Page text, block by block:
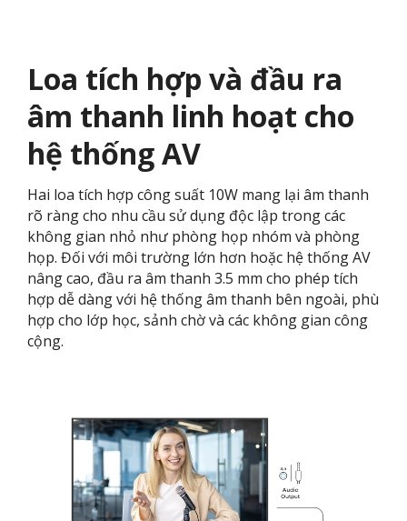
Loa tích hợp và đầu ra
âm thanh linh hoạt cho
hệ thống AV
Hai loa tích hợp công suất 10W mang lại âm thanh
rõ ràng cho nhu cầu sử dụng độc lập trong các
không gian nhỏ như phòng họp nhóm và phòng
họp. Đối với môi trường lớn hơn hoặc hệ thống AV
nâng cao, đầu ra âm thanh 3.5 mm cho phép tích
hợp dễ dàng với hệ thống âm thanh bên ngoài, phù
hợp cho lớp học, sảnh chờ và các không gian công
cộng.